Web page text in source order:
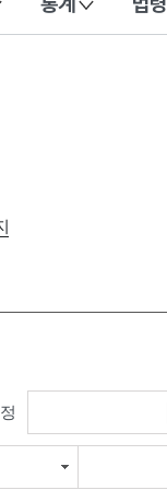
다.